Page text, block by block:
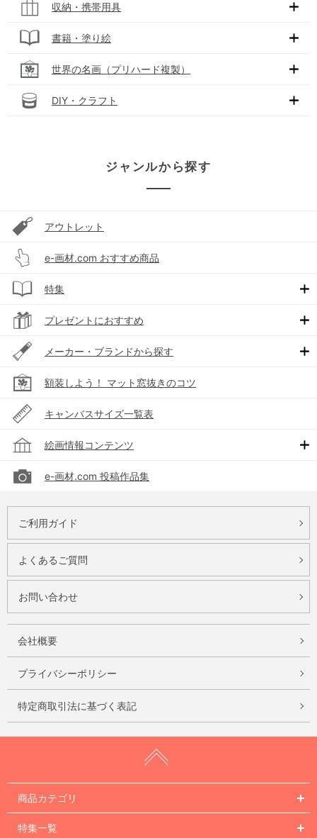
収納・携帯用具
書籍・塗り絵
世界の名画（プリハード複製）
DIY・クラフト
ジャンルから探す
アウトレット
e-画材.com おすすめ商品
特集
プレゼントにおすすめ
メーカー・ブランドから探す
額装しよう！ マット窓抜きのコツ
キャンバスサイズ一覧表
絵画情報コンテンツ
e-画材.com 投稿作品集
ご利用ガイド
よくあるご質問
お問い合わせ
会社概要
プライバシーポリシー
特定商取引法に基づく表記
商品カテゴリ
特集一覧